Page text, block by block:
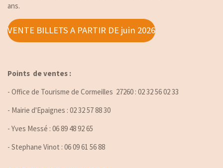
ans.
VENTE BILLETS A PARTIR DE juin 2026
Points de ventes :
- Office de Tourisme de Cormeilles 27260 : 02 32 56 02 33
- Mairie d'Epaignes : 02 32 57 88 30
- Yves Messé : 06 89 48 92 65
- Stephane Vinot : 06 09 61 56 88